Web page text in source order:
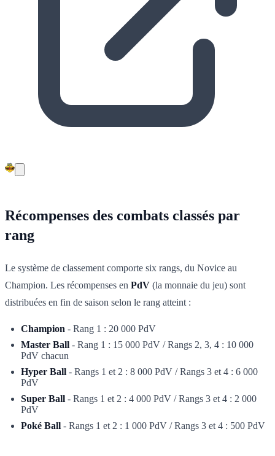
Récompenses des combats classés par
rang
Le système de classement comporte six rangs, du Novice au
Champion. Les récompenses en PdV (la monnaie du jeu) sont
distribuées en fin de saison selon le rang atteint :
Champion - Rang 1 : 20 000 PdV
Master Ball - Rang 1 : 15 000 PdV / Rangs 2, 3, 4 : 10 000
PdV chacun
Hyper Ball - Rangs 1 et 2 : 8 000 PdV / Rangs 3 et 4 : 6 000
PdV
Super Ball - Rangs 1 et 2 : 4 000 PdV / Rangs 3 et 4 : 2 000
PdV
Poké Ball - Rangs 1 et 2 : 1 000 PdV / Rangs 3 et 4 : 500 PdV